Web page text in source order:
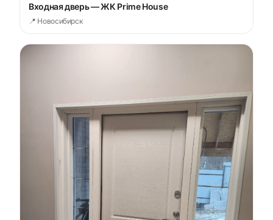
Входная дверь — ЖК Prime House
📍 Новосибирск